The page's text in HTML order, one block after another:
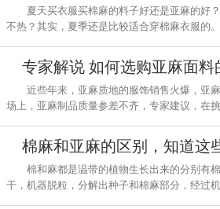
夏天买衣服买棉麻的料子好还是亚麻的好
不热？其实，夏季还是比较适合穿棉麻衣服的
觉皮肤有黏糊的不适感。
专家解说 如何选购亚麻面料
近些年来，亚麻质地的服饰销售火爆，亚
场上，亚麻制品质量参差不齐，专家建议，在
棉麻和亚麻的区别，知道这
棉和麻都是温带的植物生长出来的分别有
干，机器脱粒，分解出种子和棉麻部分，经过